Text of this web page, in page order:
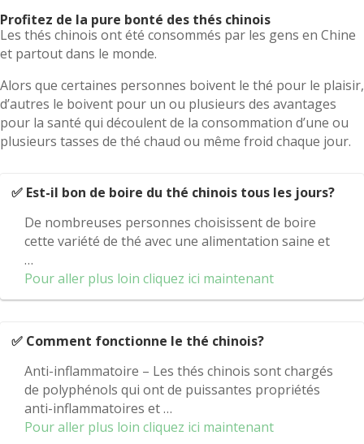
Profitez de la pure bonté des thés chinois
Les thés chinois ont été consommés par les gens en Chine
et partout dans le monde.
Alors que certaines personnes boivent le thé pour le plaisir,
d’autres le boivent pour un ou plusieurs des avantages
pour la santé qui découlent de la consommation d’une ou
plusieurs tasses de thé chaud ou même froid chaque jour.
✅ Est-il bon de boire du thé chinois tous les jours?
De nombreuses personnes choisissent de boire
cette variété de thé avec une alimentation saine et
…
Pour aller plus loin cliquez ici maintenant
✅ Comment fonctionne le thé chinois?
Anti-inflammatoire – Les thés chinois sont chargés
de polyphénols qui ont de puissantes propriétés
anti-inflammatoires et …
Pour aller plus loin cliquez ici maintenant